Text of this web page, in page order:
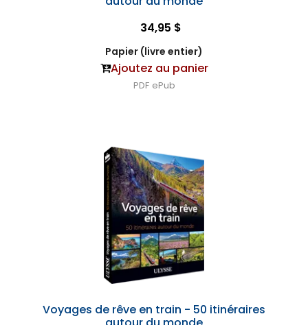
34,95 $
Papier (livre entier)
Ajoutez au panier
PDF ePub
Voyages de rêve en train - 50 itinéraires